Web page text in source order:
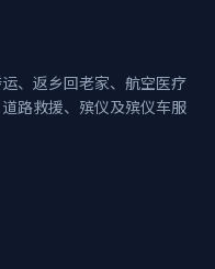
、返乡回老家、航空医疗
路救援、殡仪及殡仪车服